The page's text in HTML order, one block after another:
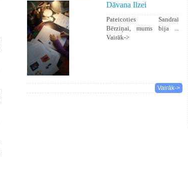
Dāvana Ilzei
Pateicoties Sandrai
Bērziņai, mums bija ...
Vairāk->
Vairāk->